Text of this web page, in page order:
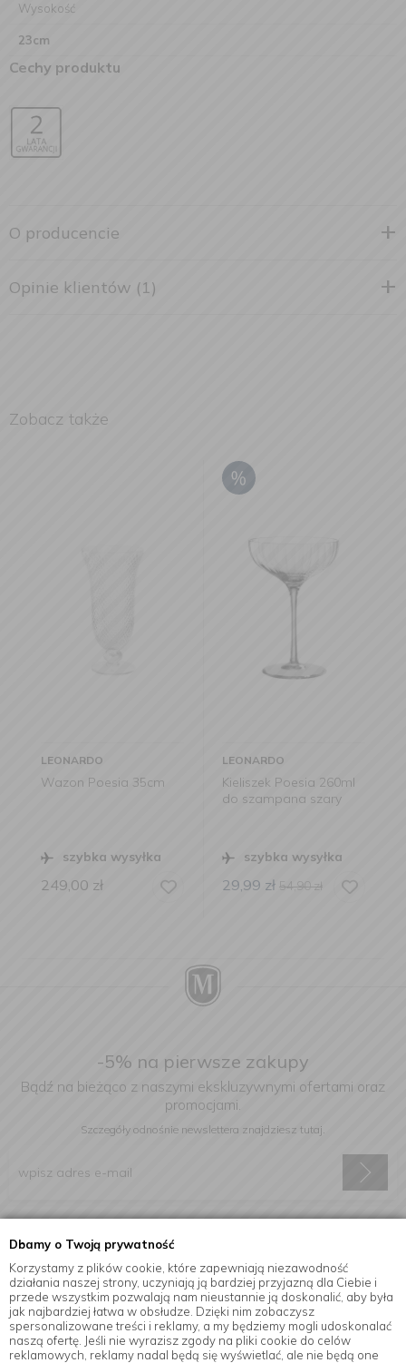
Dbamy o Twoją prywatność
Korzystamy z plików cookie, które zapewniają niezawodność
działania naszej strony, uczyniają ją bardziej przyjazną dla Ciebie i
przede wszystkim pozwalają nam nieustannie ją doskonalić, aby była
jak najbardziej łatwa w obsłudze. Dzięki nim zobaczysz
spersonalizowane treści i reklamy, a my będziemy mogli udoskonalać
naszą ofertę. Jeśli nie wyrazisz zgody na pliki cookie do celów
reklamowych, reklamy nadal będą się wyświetlać, ale nie będą one
Wysokość
23cm
Cechy produktu
O producencie
Opinie klientów (1)
Zobacz także
LEONARDO
Wazon Poesia 35cm
szybka wysyłka
249,00 zł
LEONARDO
Kieliszek Poesia 260ml
do szampana szary
szybka wysyłka
29,99 zł 54,90zł
-5% na pierwsze zakupy
Bądź na bieżąco z naszymi ekskluzywnymi ofertami oraz
promocjami.
Szczegóły odnośnie newslettera znajdziesz tutaj.
elektroniczną na podany adres e-mail.
Informacje